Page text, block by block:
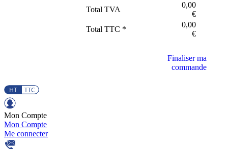
Total TVA
0,00
€
Total TTC *
0,00
€
Finaliser ma
commande
Mon Compte
Mon Compte
Me connecter